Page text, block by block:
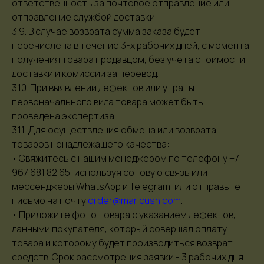
ответственность за почтовое отправление или
отправление службой доставки.
3.9. В случае возврата сумма заказа будет
перечислена в течение 3-х рабочих дней, с момента
получения товара продавцом, без учета стоимости
доставки и комиссии за перевод.
3.10. При выявлении дефектов или утраты
первоначального вида товара может быть
проведена экспертиза.
3.11. Для осуществления обмена или возврата
товаров ненадлежащего качества:
• Свяжитесь с нашим менеджером по телефону +7
967 681 82 65, используя сотовую связь или
мессенджеры WhatsApp и Telegram, или отправьте
письмо на почтуorder@maricush.com.
• Приложите фото товара с указанием дефектов,
данными покупателя, который совершал оплату
товара и которому будет производиться возврат
средств. Срок рассмотрения заявки - 3 рабочих дня.